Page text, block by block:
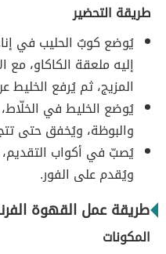
طريقة التحضير
يُوضع كوبٌ الحليب في
إليه ملعقة الكاكاو، مع
المزيج، ثم يُرفع الخليط
يُوضع الخليط في
والبوظة، ويُخفق حتى
يُصبّ في أكواب
ويُقدم على الفور.
طريقة عمل القهوة
المكونات